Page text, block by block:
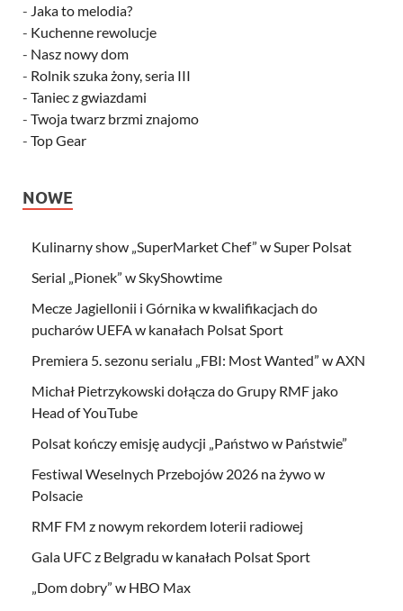
- Jaka to melodia?
- Kuchenne rewolucje
- Nasz nowy dom
- Rolnik szuka żony, seria III
- Taniec z gwiazdami
- Twoja twarz brzmi znajomo
- Top Gear
NOWE
Kulinarny show „SuperMarket Chef” w Super Polsat
Serial „Pionek” w SkyShowtime
Mecze Jagiellonii i Górnika w kwalifikacjach do
pucharów UEFA w kanałach Polsat Sport
Premiera 5. sezonu serialu „FBI: Most Wanted” w AXN
Michał Pietrzykowski dołącza do Grupy RMF jako
Head of YouTube
Polsat kończy emisję audycji „Państwo w Państwie”
Festiwal Weselnych Przebojów 2026 na żywo w
Polsacie
RMF FM z nowym rekordem loterii radiowej
Gala UFC z Belgradu w kanałach Polsat Sport
„Dom dobry” w HBO Max